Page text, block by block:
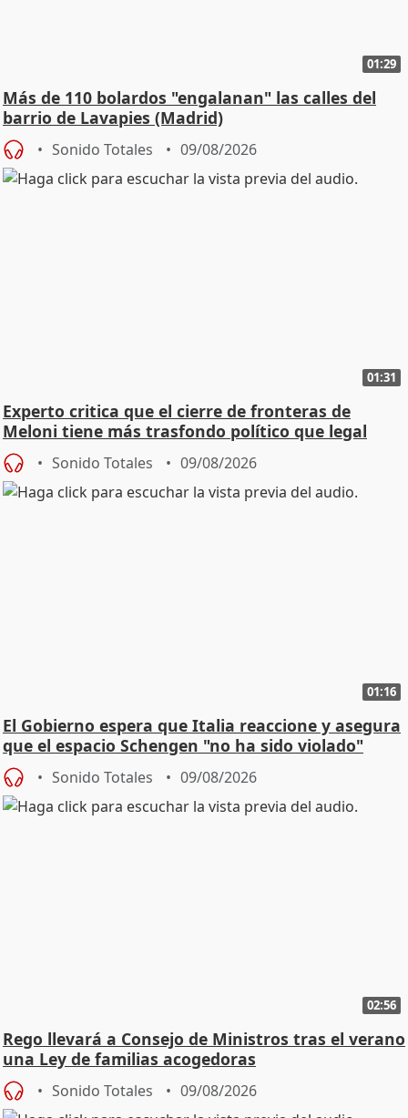
01:29
Más de 110 bolardos "engalanan" las calles del
barrio de Lavapies (Madrid)
Sonido Totales 09/08/2026
01:31
Experto critica que el cierre de fronteras de
Meloni tiene más trasfondo político que legal
Sonido Totales 09/08/2026
01:16
El Gobierno espera que Italia reaccione y asegura
que el espacio Schengen "no ha sido violado"
Sonido Totales 09/08/2026
02:56
Rego llevará a Consejo de Ministros tras el verano
una Ley de familias acogedoras
Sonido Totales 09/08/2026